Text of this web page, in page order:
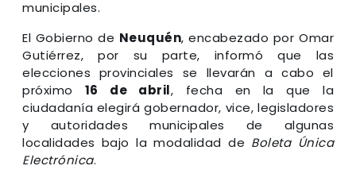
municipales.
El Gobierno de Neuquén, encabezado por Omar
Gutiérrez, por su parte, informó que las
elecciones provinciales se llevarán a cabo el
próximo 16 de abril, fecha en la que la
ciudadanía elegirá gobernador, vice, legisladores
y autoridades municipales de algunas
localidades bajo la modalidad de Boleta Única
Electrónica.